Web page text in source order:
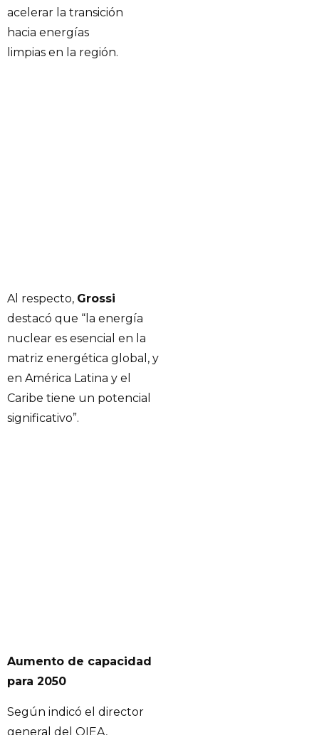
acelerar la transición
hacia energías
limpias en la región.
Al respecto, Grossi
destacó que “la energía
nuclear es esencial en la
matriz energética global, y
en América Latina y el
Caribe tiene un potencial
significativo”.
Aumento de capacidad
para 2050
Según indicó el director
general del OIEA,